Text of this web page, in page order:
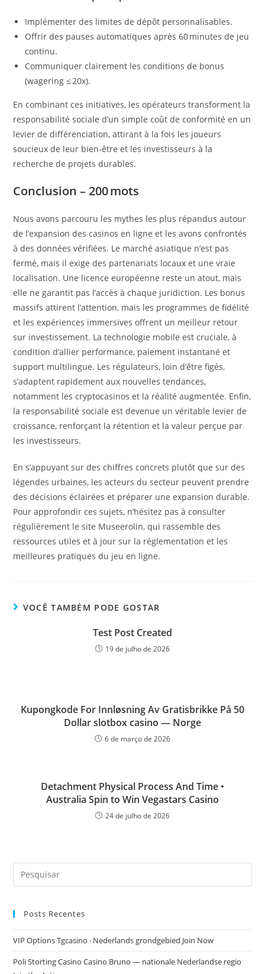
Implémenter des limites de dépôt personnalisables.
Offrir des pauses automatiques après 60 minutes de jeu
continu.
Communiquer clairement les conditions de bonus
(wagering ≤ 20x).
En combinant ces initiatives, les opérateurs transforment la
responsabilité sociale d’un simple coût de conformité en un
levier de différenciation, attirant à la fois les joueurs
soucieux de leur bien‑être et les investisseurs à la
recherche de projets durables.
Conclusion – 200 mots
Nous avons parcouru les mythes les plus répandus autour
de l’expansion des casinos en ligne et les avons confrontés
à des données vérifiées. Le marché asiatique n’est pas
fermé, mais il exige des partenariats locaux et une vraie
localisation. Une licence européenne reste un atout, mais
elle ne garantit pas l’accès à chaque juridiction. Les bonus
massifs attirent l’attention, mais les programmes de fidélité
et les expériences immersives offrent un meilleur retour
sur investissement. La technologie mobile est cruciale, à
condition d’allier performance, paiement instantané et
support multilingue. Les régulateurs, loin d’être figés,
s’adaptent rapidement aux nouvelles tendances,
notamment les cryptocasinos et la réalité augmentée. Enfin,
la responsabilité sociale est devenue un véritable levier de
croissance, renforçant la rétention et la valeur perçue par
les investisseurs.
En s’appuyant sur des chiffres concrets plutôt que sur des
légendes urbaines, les acteurs du secteur peuvent prendre
des décisions éclairées et préparer une expansion durable.
Pour approfondir ces sujets, n’hésitez pas à consulter
régulièrement le site Museerolin, qui rassemble des
ressources utiles et à jour sur la réglementation et les
meilleures pratiques du jeu en ligne.
VOCÊ TAMBÉM PODE GOSTAR
Test Post Created
19 de julho de 2026
Kupongkode For Innløsning Av Gratisbrikke På 50
Dollar slotbox casino — Norge
6 de março de 2026
Detachment Physical Process And Time •
Australia Spin to Win Vegastars Casino
24 de julho de 2026
Posts Recentes
VIP Options Tgcasino · Nederlands grondgebied Join Now
Poli Storting Casino Casino Bruno — nationale Nederlandse regio